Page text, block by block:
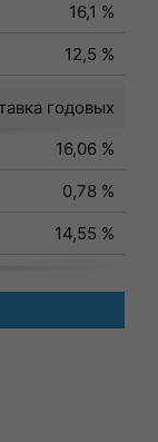
16,1 %
12,5 %
годовых
16,06 %
0,78 %
14,55 %